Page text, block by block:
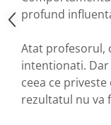
profund
Atat profesorul,
intentionati. Dar
ceea ce
rezultatul nu va